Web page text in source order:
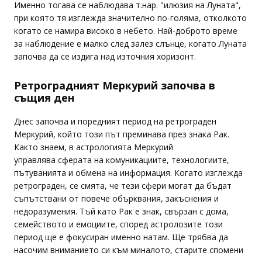
Именно тогава се наблюдава т.нар. "илюзия на Луната",
при която тя изглежда значително по-голяма, отколкото
когато се намира високо в небето. Най-доброто време
за наблюдение е малко след залез слънце, когато Луната
започва да се издига над източния хоризонт.
Ретроградният Меркурий започва в
същия ден
Днес започва и поредният период на ретрограден
Меркурий, който този път преминава през знака Рак.
Както знаем, в астрологията Меркурий
управлява сферата на комуникациите, технологиите,
пътуванията и обмена на информация. Когато изглежда
ретрограден, се смята, че тези сфери могат да бъдат
съпътствани от повече обърквания, закъснения и
недоразумения. Тъй като Рак е знак, свързан с дома,
семейството и емоциите, според астролозите този
период ще е фокусиран именно натам. Ще трябва да
насочим вниманието си към миналото, старите спомени